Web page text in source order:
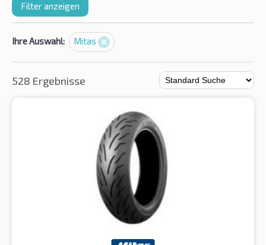
Filter anzeigen
Ihre Auswahl: Mitas
528 Ergebnisse